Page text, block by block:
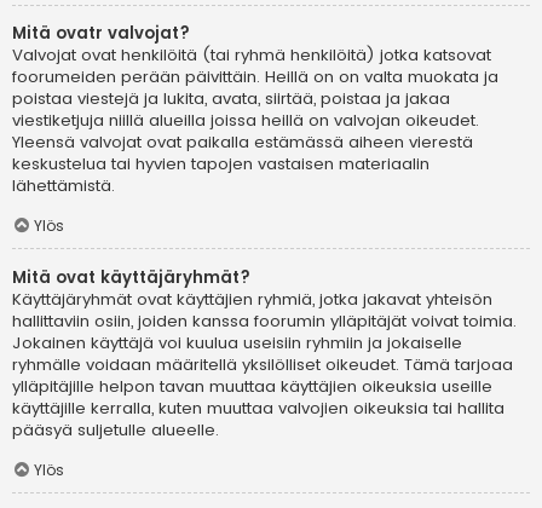
Mitä ovatr valvojat?
Valvojat ovat henkilöitä (tai ryhmä henkilöitä) jotka katsovat
foorumeiden perään päivittäin. Heillä on on valta muokata ja
poistaa viestejä ja lukita, avata, siirtää, poistaa ja jakaa
viestiketjuja niillä alueilla joissa heillä on valvojan oikeudet.
Yleensä valvojat ovat paikalla estämässä aiheen vierestä
keskustelua tai hyvien tapojen vastaisen materiaalin
lähettämistä.
Ylös
Mitä ovat käyttäjäryhmät?
Käyttäjäryhmät ovat käyttäjien ryhmiä, jotka jakavat yhteisön
hallittaviin osiin, joiden kanssa foorumin ylläpitäjät voivat toimia.
Jokainen käyttäjä voi kuulua useisiin ryhmiin ja jokaiselle
ryhmälle voidaan määritellä yksilölliset oikeudet. Tämä tarjoaa
ylläpitäjille helpon tavan muuttaa käyttäjien oikeuksia useille
käyttäjille kerralla, kuten muuttaa valvojien oikeuksia tai hallita
pääsyä suljetulle alueelle.
Ylös